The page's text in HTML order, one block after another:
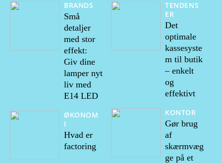
BRANDS
Små
detaljer
med stor
effekt:
Giv dine
lamper nyt
liv med
E14 LED
ØKONOM
I
Hvad er
factoring
TENDENS
ER
Det
optimale
kassesyste
m til butik
– enkelt
og
effektivt
KONTOR
Gør brug
af
skærmvæg
ge på et